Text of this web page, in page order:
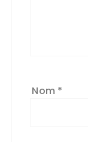
Nom *